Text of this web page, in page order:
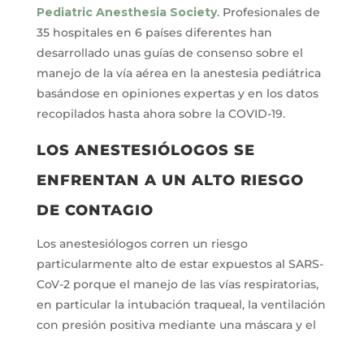
Pediatric Anesthesia Society. Profesionales de
35 hospitales en 6 países diferentes han
desarrollado unas guías de consenso sobre el
manejo de la vía aérea en la anestesia pediátrica
basándose en opiniones expertas y en los datos
recopilados hasta ahora sobre la COVID-19.
LOS ANESTESIÓLOGOS SE
ENFRENTAN A UN ALTO RIESGO
DE CONTAGIO
Los anestesiólogos corren un riesgo
particularmente alto de estar expuestos al SARS-
CoV-2 porque el manejo de las vías respiratorias,
en particular la intubación traqueal, la ventilación
con presión positiva mediante una máscara y el